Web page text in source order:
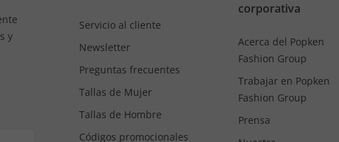
y
Servicio al cliente
Newsletter
Preguntas frecuentes
Tallas de Mujer
Tallas de Hombre
Códigos promocionales
corporativa
Acerca del Popken
Fashion Group
Trabajar en Popken
Fashion Group
Prensa